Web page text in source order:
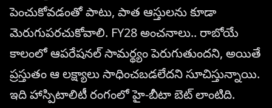
పెంచుకోవడంతో పాటు, పాత ఆస్తులను కూడా
మెరుగుపరచుకోవాలి. FY28 అంచనాలు.. రాబోయే
కాలంలో ఆపరేషనల్ సామర్థ్యం పెరుగుతుందని, అయితే
ప్రస్తుతం ఆ లక్ష్యాలు సాధించబడలేదని సూచిస్తున్నాయి.
ఇది హాస్పిటాలిటీ రంగంలో హై-బీటా బెట్ లాంటిది.